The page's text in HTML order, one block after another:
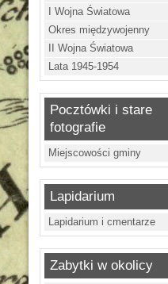
I Wojna Światowa
Okres międzywojenny
II Wojna Światowa
Lata 1945-1954
Pocztówki i stare
fotografie
Miejscowości gminy
Lapidarium
Lapidarium i cmentarze
Zabytki w okolicy